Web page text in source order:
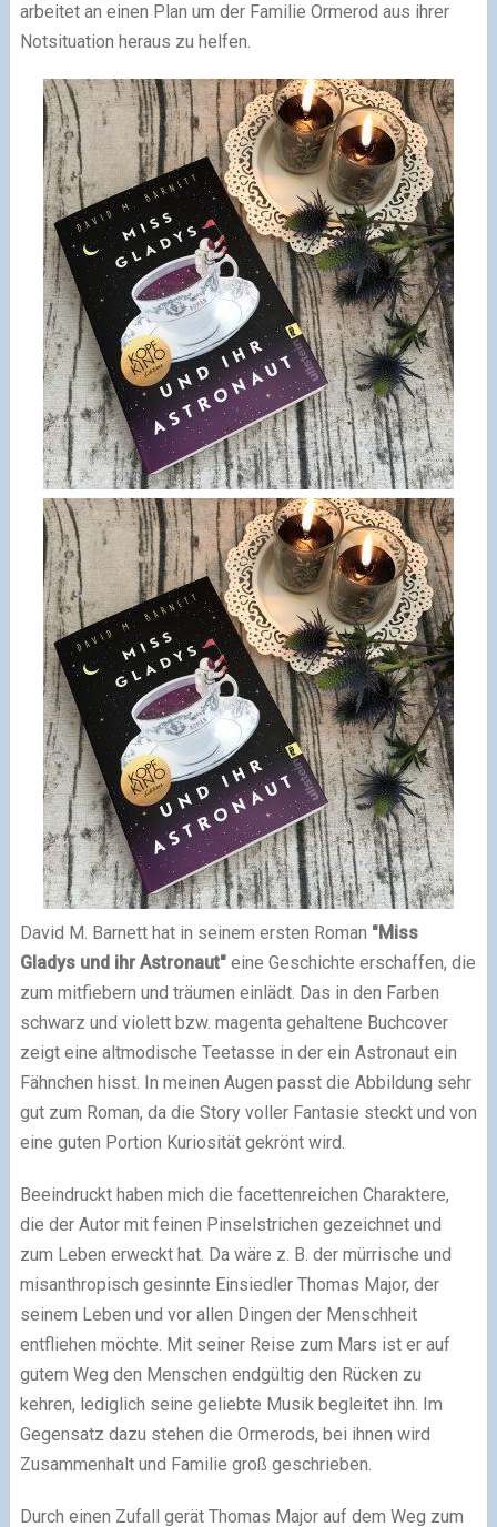
arbeitet an einen Plan um der Familie Ormerod aus ihrer
Notsituation heraus zu helfen.
David M. Barnett hat in seinem ersten Roman "Miss
Gladys und ihr Astronaut" eine Geschichte erschaffen, die
zum mitfiebern und träumen einlädt. Das in den Farben
schwarz und violett bzw. magenta gehaltene Buchcover
zeigt eine altmodische Teetasse in der ein Astronaut ein
Fähnchen hisst. In meinen Augen passt die Abbildung sehr
gut zum Roman, da die Story voller Fantasie steckt und von
eine guten Portion Kuriosität gekrönt wird.
Beeindruckt haben mich die facettenreichen Charaktere,
die der Autor mit feinen Pinselstrichen gezeichnet und
zum Leben erweckt hat. Da wäre z. B. der mürrische und
misanthropisch gesinnte Einsiedler Thomas Major, der
seinem Leben und vor allen Dingen der Menschheit
entfliehen möchte. Mit seiner Reise zum Mars ist er auf
gutem Weg den Menschen endgültig den Rücken zu
kehren, lediglich seine geliebte Musik begleitet ihn. Im
Gegensatz dazu stehen die Ormerods, bei ihnen wird
Zusammenhalt und Familie groß geschrieben.
Durch einen Zufall gerät Thomas Major auf dem Weg zum